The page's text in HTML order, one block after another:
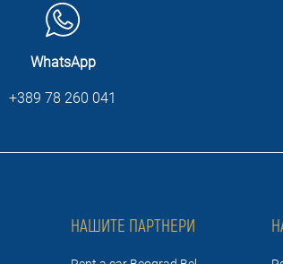
WhatsApp
+389 78 260 041
НАШИТЕ ПАРТНЕРИ